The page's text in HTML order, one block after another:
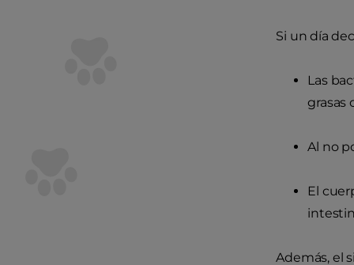
Si un día
Las
grasas
Al no
El
Además, el